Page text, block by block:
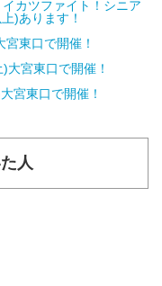
カツファイト！シニア
)あります！
東口で開催！
宮東口で開催！
宮東口で開催！
人